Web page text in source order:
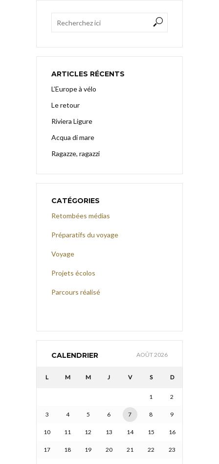
ARTICLES RÉCENTS
L’Europe à vélo
Le retour
Riviera Ligure
Acqua di mare
Ragazze, ragazzi
CATÉGORIES
Retombées médias
Préparatifs du voyage
Voyage
Projets écolos
Parcours réalisé
CALENDRIER AOÛT 2026
L M M J V S D
1 2
3 4 5 6 7 8 9
10 11 12 13 14 15 16
17 18 19 20 21 22 23